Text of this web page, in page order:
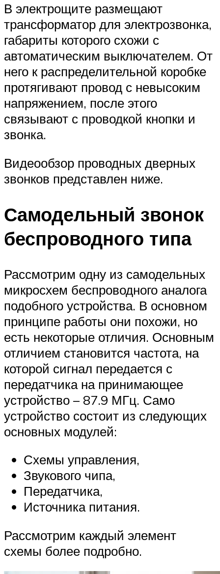
В электрощите размещают
трансформатор для электрозвонка,
габариты которого схожи с
автоматическим выключателем. От
него к распределительной коробке
протягивают провод с невысоким
напряжением, после этого
связывают с проводкой кнопки и
звонка.
Видеообзор проводных дверных
звонков представлен ниже.
Самодельный звонок
беспроводного типа
Рассмотрим одну из самодельных
микросхем беспроводного аналога
подобного устройства. В основном
принципе работы они похожи, но
есть некоторые отличия. Основным
отличием становится частота, на
которой сигнал передается с
передатчика на принимающее
устройство – 87.9 МГц. Само
устройство состоит из следующих
основных модулей:
Схемы управления,
Звукового чипа,
Передатчика,
Источника питания.
Рассмотрим каждый элемент
схемы более подробно.